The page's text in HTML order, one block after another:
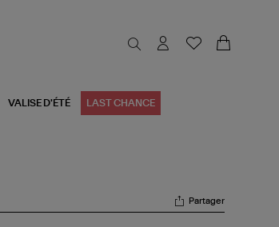
VALISE D'ÉTÉ LAST CHANCE
Partager